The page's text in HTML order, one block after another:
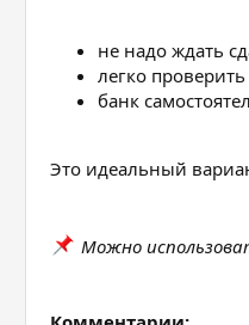
не надо ждать
легко
банк
Это идеальный
Можно